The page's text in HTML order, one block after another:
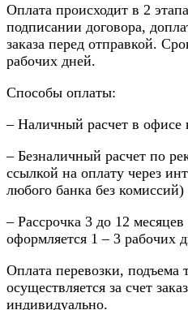
Оплата происходит в 2
подписании договора,
заказа перед отправкой.
рабочих дней.
Способы оплаты:
– Наличный расчет в офисе
– Безналичный расчет по
ссылкой на оплату через
любого банка без комиссий)
– Рассрочка 3 до 12
оформляется 1 – 3 рабочих
Оплата перевозки, подъема
осуществляется за счет
индивидуально.